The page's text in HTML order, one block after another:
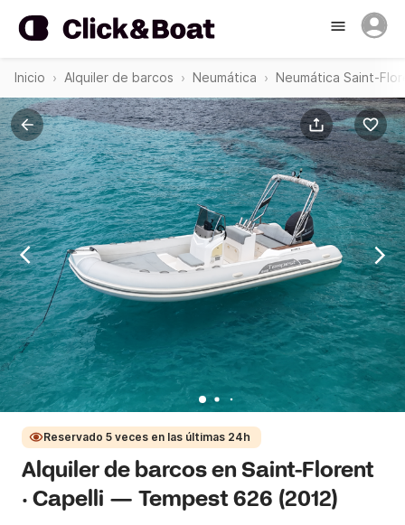
Inicio Alquiler de barcos Neumática Neumática Saint-
Reservado 5 veces en las últimas 24h
Alquiler de barcos en Saint-Florent
· Capelli — Tempest 626 (2012)